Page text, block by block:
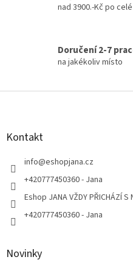
nad 3900.-Kč po celé
Doručení 2-7
na jakékoliv místo
Z
Kontakt
info@eshopjana.cz
+420777450360 - Jana
Eshop JANA VŽDY PŘICHÁZÍ S
+420777450360 - Jana
Novinky